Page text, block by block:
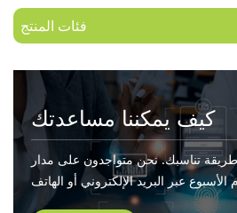
فئات المنتج
كيف يمكننا مساعدتك
طريقة تناسبك. نحن متواجدون على مدار